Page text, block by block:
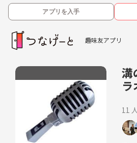
アプリを入手
趣味友アプリ
溝
ラ
11